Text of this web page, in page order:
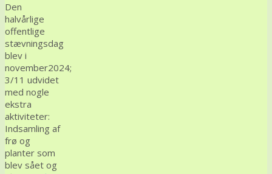
Den
halvårlige
offentlige
stævningsdag
blev i
november2024;
3/11 udvidet
med nogle
ekstra
aktiviteter:
Indsamling af
frø og
planter som
blev sået og